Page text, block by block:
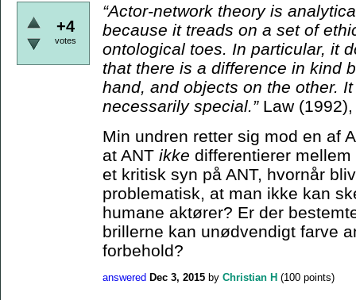
+4
votes
“Actor-network theory is
because it treads on a set of
ontological toes. In particular, it
that there is a difference in kind
hand, and objects on the other.
necessarily special.” Law
Min undren retter sig mod en af
at ANT ikke differentierer
et kritisk syn på ANT, hvornår
problematisk, at man ikke kan
humane aktører? Er der
brillerne kan unødvendigt farve
forbehold?
answered Dec 3, 2015 by Christian H (100 points)